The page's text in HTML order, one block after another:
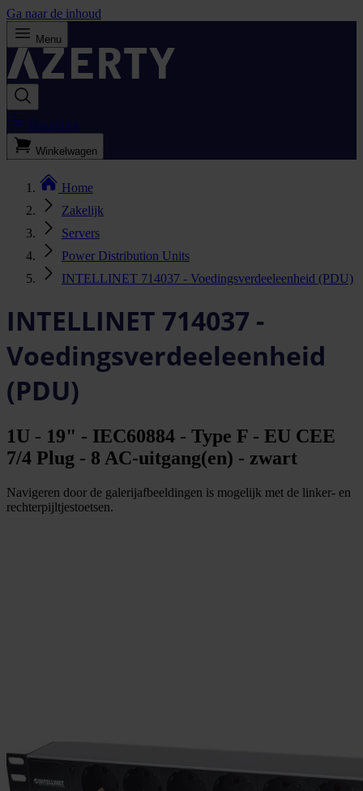
Ga naar de inhoud
Menu
Bestellijst
Winkelwagen
Home
Zakelijk
Servers
Power Distribution Units
INTELLINET 714037 - Voedingsverdeeleenheid (PDU)
INTELLINET 714037 -
Voedingsverdeeleenheid
(PDU)
1U - 19" - IEC60884 - Type F - EU CEE
7/4 Plug - 8 AC-uitgang(en) - zwart
Navigeren door de galerijafbeeldingen is mogelijk met de linker- en
rechterpijltjestoetsen.